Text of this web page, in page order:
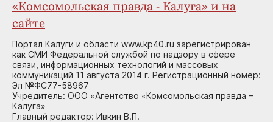
«Комсомольская правда - Калуга» и на
сайте
Портал Калуги и области www.kp40.ru зарегистрирован
как СМИ Федеральной службой по надзору в сфере
связи, информационных технологий и массовых
коммуникаций 11 августа 2014 г. Регистрационный номер:
Эл №ФС77-58967
Учредитель: ООО «Агентство «Комсомольская правда –
Калуга»
Главный редактор: Ивкин В.П.